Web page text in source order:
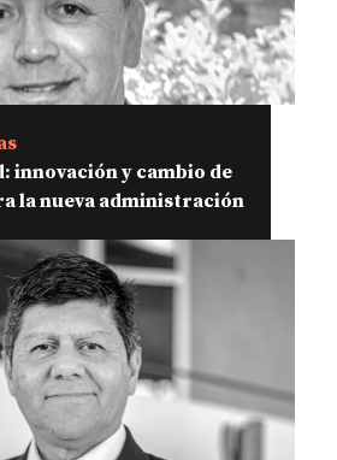
innovación y cambio de
la nueva administración